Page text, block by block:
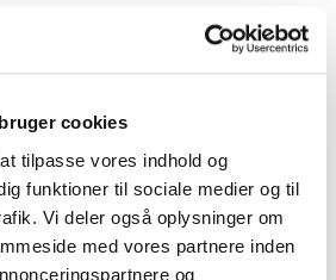
cookies
tilpasse vores indhold og
funktioner til sociale medier og til
Vi deler også oplysninger om
med vores partnere inden
og